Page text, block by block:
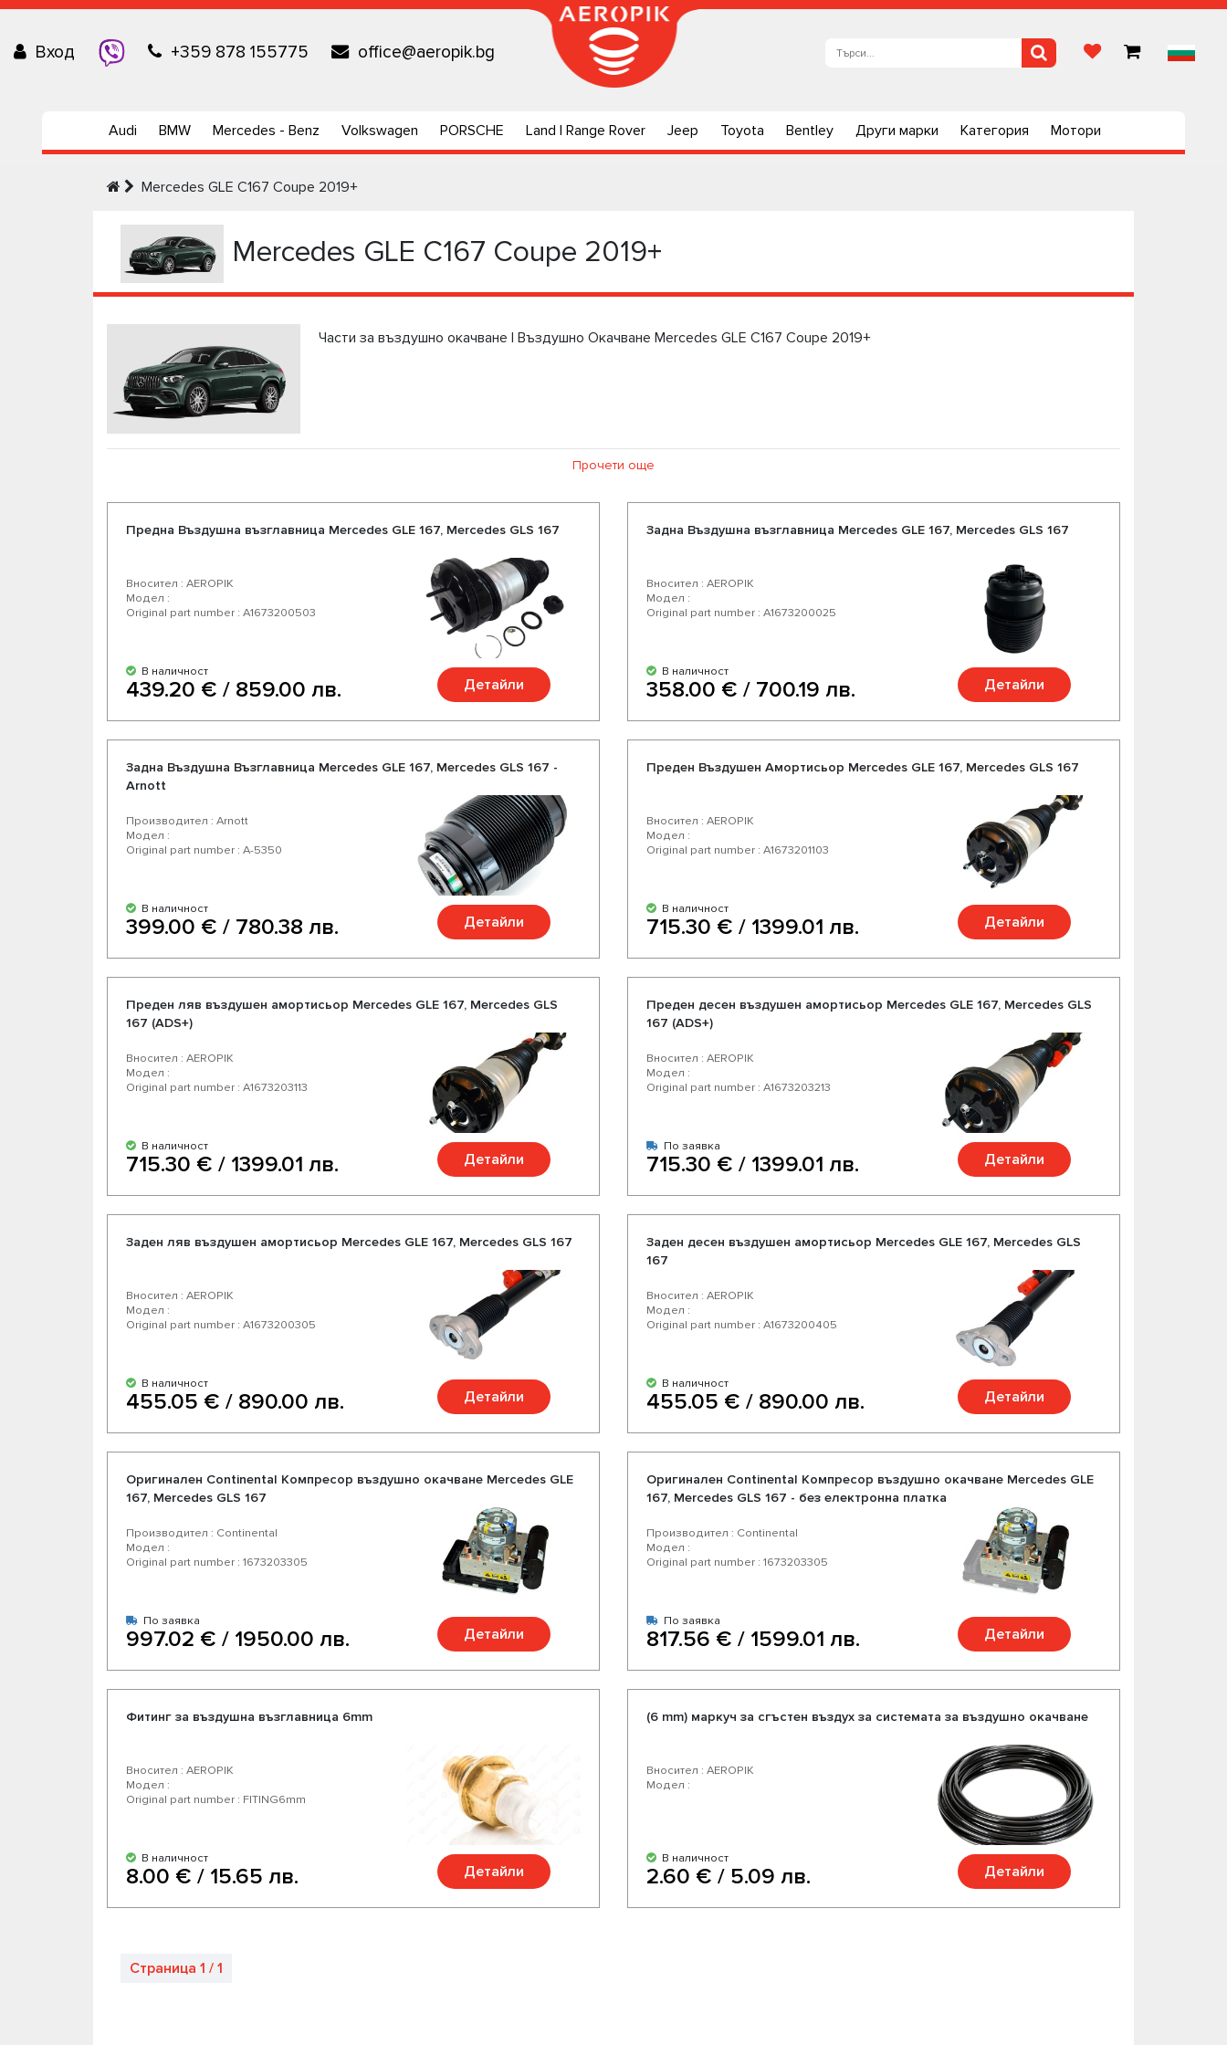
Вход +359 878 155775 office@aeropik.bg
Audi BMW Mercedes - Benz Volkswagen PORSCHE Land | Range Rover Jeep Toyota Bentley Други марки Категория Мотори
Mercedes GLE C167 Coupe 2019+
Mercedes GLE C167 Coupe 2019+
Части за въздушно окачване | Въздушно Окачване Mercedes GLE C167 Coupe 2019+
Прочети още
Предна Въздушна възглавница Mercedes GLE 167, Mercedes GLS 167
Вносител : AEROPIK
Модел :
Original part number : A1673200503
В наличност
439.20 € / 859.00 лв. Детайли
Задна Въздушна възглавница Mercedes GLE 167, Mercedes GLS 167
Вносител : AEROPIK
Модел :
Original part number : A1673200025
В наличност
358.00 € / 700.19 лв. Детайли
Задна Въздушна Възглавница Mercedes GLE 167, Mercedes GLS 167 -
Arnott
Производител : Arnott
Модел :
Original part number : A-5350
В наличност
399.00 € / 780.38 лв. Детайли
Преден Въздушен Амортисьор Mercedes GLE 167, Mercedes GLS 167
Вносител : AEROPIK
Модел :
Original part number : A1673201103
В наличност
715.30 € / 1399.01 лв. Детайли
Преден ляв въздушен амортисьор Mercedes GLE 167, Mercedes GLS
167 (ADS+)
Вносител : AEROPIK
Модел :
Original part number : A1673203113
В наличност
715.30 € / 1399.01 лв. Детайли
Преден десен въздушен амортисьор Mercedes GLE 167, Mercedes GLS
167 (ADS+)
Вносител : AEROPIK
Модел :
Original part number : A1673203213
По заявка
715.30 € / 1399.01 лв. Детайли
Заден ляв въздушен амортисьор Mercedes GLE 167, Mercedes GLS 167
Вносител : AEROPIK
Модел :
Original part number : A1673200305
В наличност
455.05 € / 890.00 лв. Детайли
Заден десен въздушен амортисьор Mercedes GLE 167, Mercedes GLS
167
Вносител : AEROPIK
Модел :
Original part number : A1673200405
В наличност
455.05 € / 890.00 лв. Детайли
Оригинален Continental Компресор въздушно окачване Mercedes GLE
167, Mercedes GLS 167
Производител : Continental
Модел :
Original part number : 1673203305
По заявка
997.02 € / 1950.00 лв. Детайли
Оригинален Continental Компресор въздушно окачване Mercedes GLE
167, Mercedes GLS 167 - без електронна платка
Производител : Continental
Модел :
Original part number : 1673203305
По заявка
817.56 € / 1599.01 лв. Детайли
Фитинг за въздушна възглавница 6mm
Вносител : AEROPIK
Модел :
Original part number : FITING6mm
В наличност
8.00 € / 15.65 лв. Детайли
(6 mm) маркуч за сгъстен въздух за системата за въздушно окачване
Вносител : AEROPIK
Модел :
В наличност
2.60 € / 5.09 лв. Детайли
Страница 1 / 1